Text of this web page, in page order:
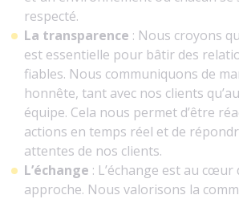
respecté.
La transparence : Nous croyons
est essentielle pour bâtir des
fiables. Nous communiquons de
honnête, tant avec nos clients
équipe. Cela nous permet d’être
actions en temps réel et de
attentes de nos clients.
L’échange : L’échange est au cœur
approche. Nous valorisons la